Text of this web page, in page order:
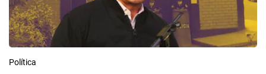
Política